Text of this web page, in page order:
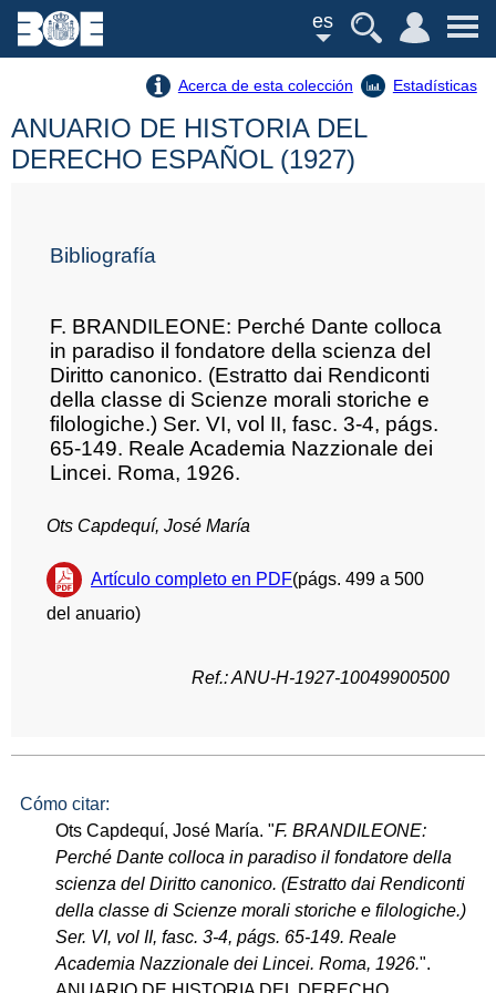
es
Acerca de esta colección Estadísticas
ANUARIO DE HISTORIA DEL
DERECHO ESPAÑOL (1927)
Bibliografía
F. BRANDILEONE: Perché Dante colloca
in paradiso il fondatore della scienza del
Diritto canonico. (Estratto dai Rendiconti
della classe di Scienze morali storiche e
filologiche.) Ser. VI, vol II, fasc. 3-4, págs.
65-149. Reale Academia Nazzionale dei
Lincei. Roma, 1926.
Ots Capdequí, José María
Artículo completo en PDF(págs. 499 a 500
del anuario)
Ref.: ANU-H-1927-10049900500
Cómo citar:
Ots Capdequí, José María. "F. BRANDILEONE:
Perché Dante colloca in paradiso il fondatore della
scienza del Diritto canonico. (Estratto dai Rendiconti
della classe di Scienze morali storiche e filologiche.)
Ser. VI, vol II, fasc. 3-4, págs. 65-149. Reale
Academia Nazzionale dei Lincei. Roma, 1926.".